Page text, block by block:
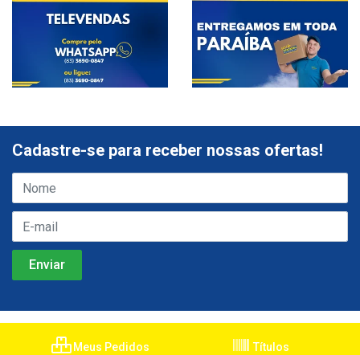
Cadastre-se para receber nossas ofertas!
Meus Pedidos Títulos